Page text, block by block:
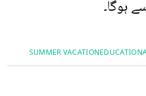
SUMMER VACATION